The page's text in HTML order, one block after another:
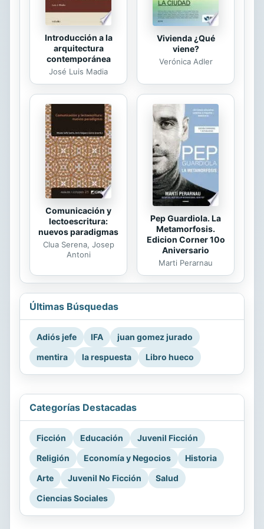
Introducción a la
arquitectura
contemporánea
José Luis Madia
Vivienda ¿Qué
viene?
Verónica Adler
Comunicación y
lectoescritura:
nuevos paradigmas
Clua Serena, Josep
Antoni
Pep Guardiola. La
Metamorfosis.
Edicion Corner 10o
Aniversario
Marti Perarnau
Últimas Búsquedas
Adiós jefe IFA
juan gomez jurado
mentira
la respuesta Libro hueco
Categorías Destacadas
Ficción Educación
Juvenil Ficción
Religión
Economía y Negocios
Historia
Arte
Juvenil No Ficción
Salud
Ciencias Sociales